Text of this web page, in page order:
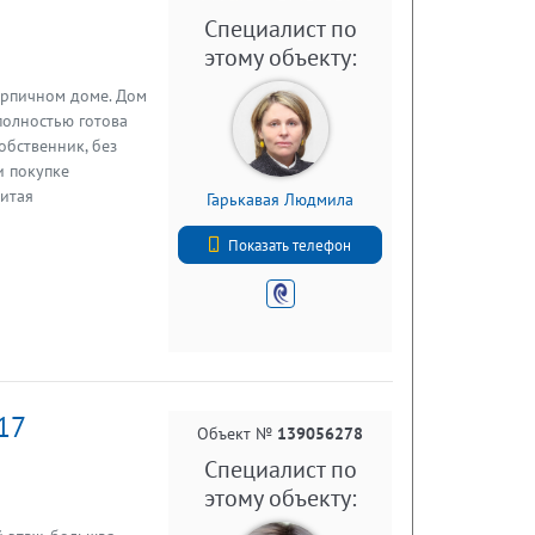
доме. Дом
готова
без
покупке
школа , через
Специалист по
этому объекту:
Гарькавая Людмила
Показать телефон
+7 (812) 740-70-40
Объект № 139056278
Специалист по
этому объекту: